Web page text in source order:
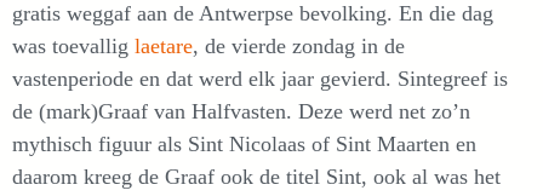
gratis weggaf aan de Antwerpse bevolking. En die dag
was toevallig laetare, de vierde zondag in de
vastenperiode en dat werd elk jaar gevierd. Sintegreef is
de (mark)Graaf van Halfvasten. Deze werd net zo’n
mythisch figuur als Sint Nicolaas of Sint Maarten en
daarom kreeg de Graaf ook de titel Sint, ook al was het